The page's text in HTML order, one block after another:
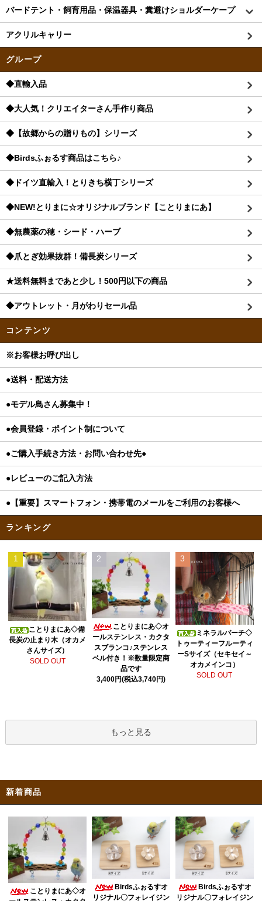
バードテント・飼育用品・保温器具・糞避けショルダーケープ
アクリルキャリー
グループ
◆直輸入品
◆大人気！クリエイターさん手作り商品
◆【故郷からの贈りもの】シリーズ
◆Birdsふぉるす商品はこちら♪
◆ドイツ直輸入！とりきち横丁シリーズ
◆NEW!とりまに☆オリジナルブランド【ことりまにあ】
◆無農薬の穂・シード・ハーブ
◆爪とぎ効果抜群！備長炭シリーズ
★送料無料まであと少し！500円以下の商品
◆アウトレット・月がわりセール品
コンテンツ
※お客様お呼び出し
●送料・配送方法
●モデル鳥さん募集中！
●会員登録・ポイント制について
●ご購入手続き方法・お問い合わせ先●
●レビューのご記入方法
●【重要】スマートフォン・携帯電のメールをご利用のお客様へ
ランキング
1
ことりまにあ◇備
長炭の止まり木（オカメ
さんサイズ）
SOLD OUT
2
ことりまにあ◇オ
ールステンレス・カクタ
スブランコ♪ステンレス
ベル付き！※数量限定商
品です
3,400円(税込3,740円)
3
ミネラルパーチ◇
トゥーティーフルーティ
ーSサイズ（セキセイ～
オカメインコ）
SOLD OUT
もっと見る
新着商品
ことりまにあ◇オ
Birdsふぉるすオ
リジナル〇フォレイジン
Birdsふぉるすオ
リジナル〇フォレイジン